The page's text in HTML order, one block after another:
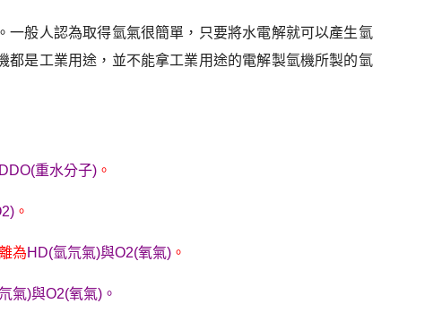
般人認為取得氫氣很簡單，只要將水電解就可以產生氫
是工業用途，並不能拿工業用途的電解製氫機所製的氫
重水分子)。
。
為HD(氫氘氣)與O2(氧氣)。
氣)與O2(氧氣)。